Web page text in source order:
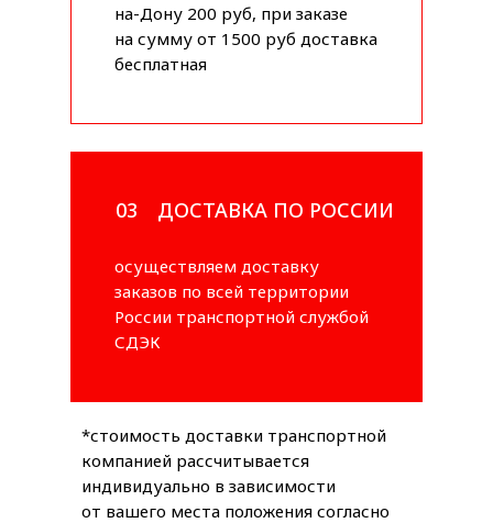
на-Дону 200 руб, при заказе
на сумму от 1500 руб доставка
бесплатная
ДОСТАВКА ПО РОССИИ
03
осуществляем доставку
заказов по всей территории
России транспортной службой
СДЭК
*стоимость доставки транспортной
компанией рассчитывается
индивидуально в зависимости
от вашего места положения согласно